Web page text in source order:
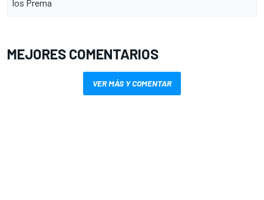
los Prema
MEJORES COMENTARIOS
VER MÁS Y COMENTAR